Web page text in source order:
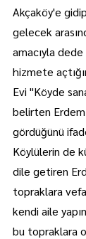
Akçaköy'e
gelecek
amacıyla
hizmete
Evi "Köyde
belirten
gördüğünü
Köylülerin de
dile getiren
topraklara
kendi aile
bu topraklara